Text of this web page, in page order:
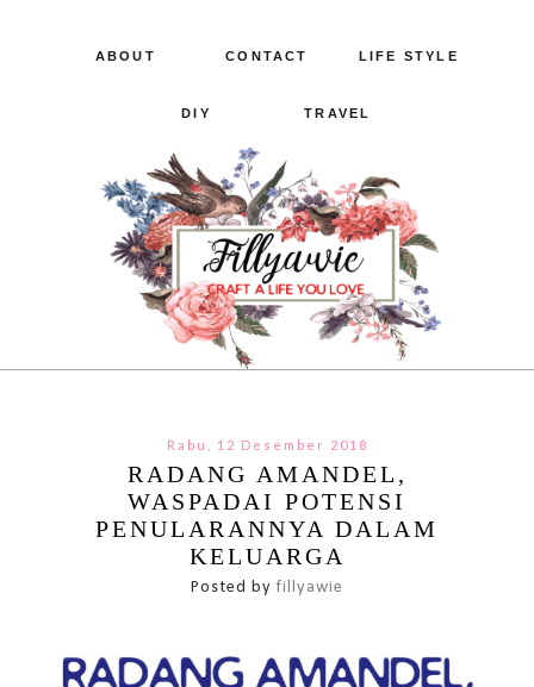
ABOUT CONTACT LIFE STYLE
DIY TRAVEL
Rabu, 12 Desember 2018
RADANG AMANDEL,
WASPADAI POTENSI
PENULARANNYA DALAM
KELUARGA
Posted byfillyawie